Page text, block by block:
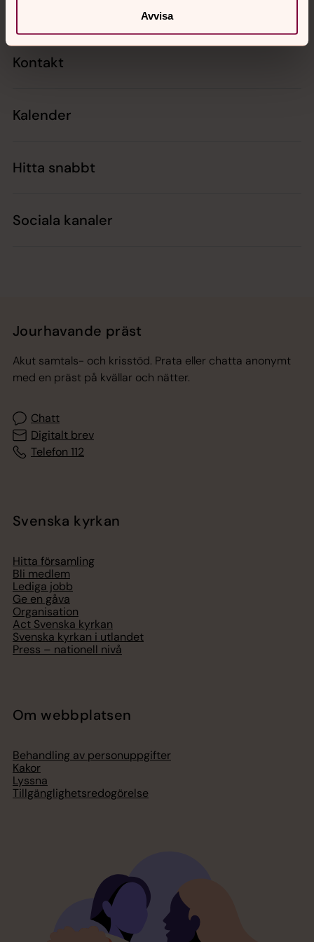
Avvisa
Kontakt
Kalender
Hitta snabbt
Sociala kanaler
Jourhavande präst
Akut samtals- och krisstöd. Prata eller chatta anonymt
med en präst på kvällar och nätter.
Chatt
Digitalt brev
Telefon 112
Svenska kyrkan
Hitta församling
Bli medlem
Lediga jobb
Ge en gåva
Organisation
Act Svenska kyrkan
Svenska kyrkan i utlandet
Press – nationell nivå
Om webbplatsen
Behandling av personuppgifter
Kakor
Lyssna
Tillgänglighetsredogörelse